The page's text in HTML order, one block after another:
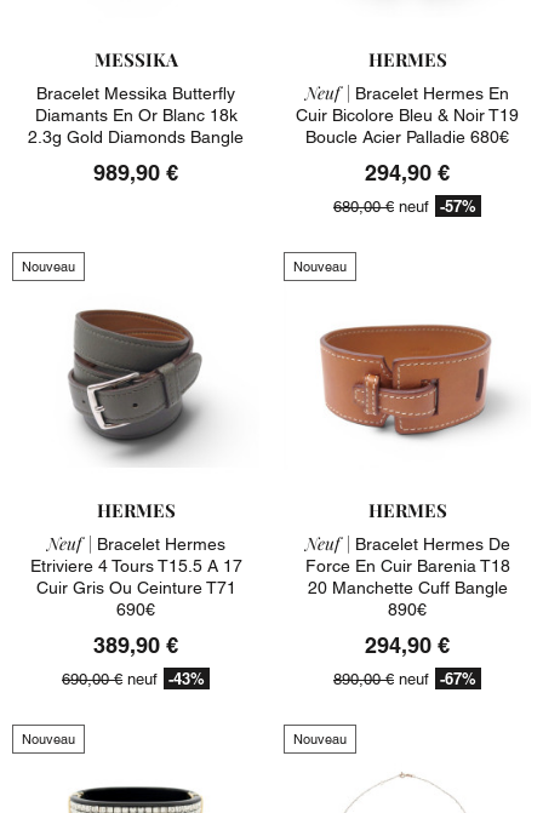
MESSIKA
Bracelet Messika Butterfly
Diamants En Or Blanc 18k
2.3g Gold Diamonds Bangle
989,90 €
HERMES
Neuf | Bracelet Hermes En
Cuir Bicolore Bleu & Noir T19
Boucle Acier Palladie 680€
294,90 €
680,00 € neuf -57%
Nouveau
HERMES
Neuf | Bracelet Hermes
Etriviere 4 Tours T15.5 A 17
Cuir Gris Ou Ceinture T71
690€
389,90 €
690,00 € neuf -43%
Nouveau
HERMES
Neuf | Bracelet Hermes De
Force En Cuir Barenia T18
20 Manchette Cuff Bangle
890€
294,90 €
890,00 € neuf -67%
Nouveau Nouveau